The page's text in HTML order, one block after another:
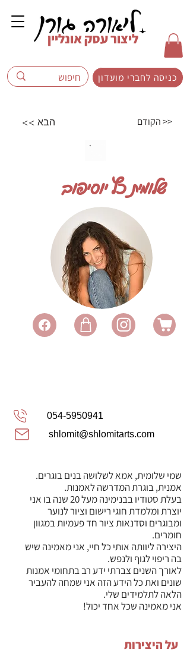
כניסה לחברי מועדון
ליצור עסק אונליין
<< הבא הקודם >>
054-5950941
shlomit@shlomitarts.com
שלומית כץ יוסיפוב
שמי שלומית, אמא לשלושה בנים בוגרים.
אמנית, בוגרת המדרשה לאמנות.
בעלת סטודיו בבנימינה מעל 20 שנה בו אני
יוצרת ומלמדת חוגי רישום וציור לנוער
ומבוגרים וסדנאות ציור חד פעמיות במגוון
חומרים.
היצירה ליוותה אותי כל חיי, אני מאמינה שיש
בה ריפוי לגוף ולנפש.
לאורך השנים צברתי ידע רב בתחומי אמנות
שונים ואת כל הידע הזה אני שמחה להעביר
הלאה לתלמידים שלי.
אני מאמינה שכל אחד יכול!
על היצירות